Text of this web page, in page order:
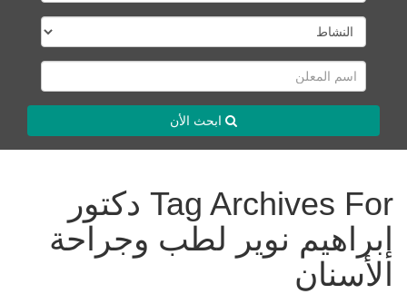
ابحث الأن
Tag Archives For دكتور
إبراهيم نوير لطب وجراحة
الأسنان